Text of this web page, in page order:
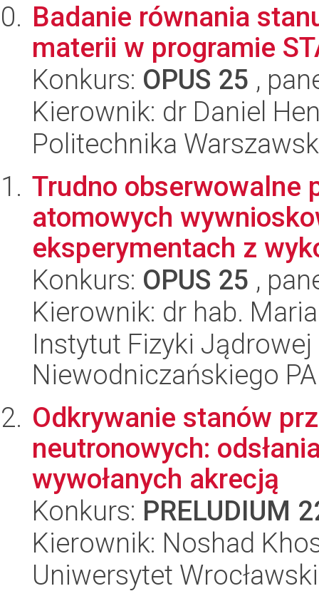
Badanie równania
materii w programie
Konkurs: OPUS 25 ,
Kierownik: dr Daniel
Politechnika
Trudno obserwowalne
atomowych
eksperymentach z
Konkurs: OPUS 25 ,
Kierownik: dr hab.
Instytut Fizyki
Niewodniczańskiego
Odkrywanie stanów
neutronowych:
wywołanych akrecją
Konkurs: PRELUDIUM
Kierownik: Noshad
Uniwersytet